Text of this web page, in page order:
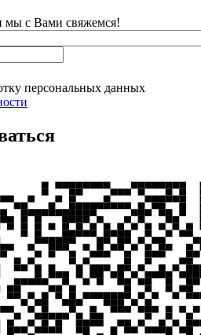
мы с Вами свяжемся!
персональных данных